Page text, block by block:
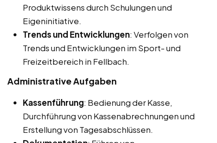
Produktwissens durch Schulungen und
Eigeninitiative.
Trends und Entwicklungen: Verfolgen von
Trends und Entwicklungen im Sport- und
Freizeitbereich in Fellbach.
Administrative Aufgaben
Kassenführung: Bedienung der Kasse,
Durchführung von Kassenabrechnungen und
Erstellung von Tagesabschlüssen.